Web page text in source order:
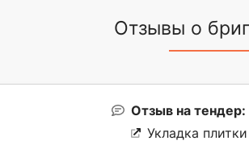
Отзывы о
Отзыв на тендер:
Укладка